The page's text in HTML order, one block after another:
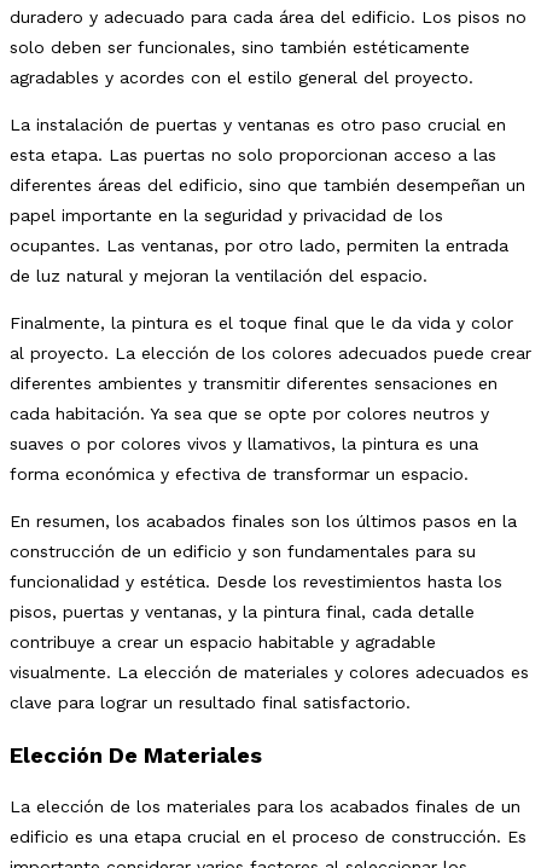
duradero y adecuado para cada área del edificio. Los pisos no
solo deben ser funcionales, sino también estéticamente
agradables y acordes con el estilo general del proyecto.
La instalación de puertas y ventanas es otro paso crucial en
esta etapa. Las puertas no solo proporcionan acceso a las
diferentes áreas del edificio, sino que también desempeñan un
papel importante en la seguridad y privacidad de los
ocupantes. Las ventanas, por otro lado, permiten la entrada
de luz natural y mejoran la ventilación del espacio.
Finalmente, la pintura es el toque final que le da vida y color
al proyecto. La elección de los colores adecuados puede crear
diferentes ambientes y transmitir diferentes sensaciones en
cada habitación. Ya sea que se opte por colores neutros y
suaves o por colores vivos y llamativos, la pintura es una
forma económica y efectiva de transformar un espacio.
En resumen, los acabados finales son los últimos pasos en la
construcción de un edificio y son fundamentales para su
funcionalidad y estética. Desde los revestimientos hasta los
pisos, puertas y ventanas, y la pintura final, cada detalle
contribuye a crear un espacio habitable y agradable
visualmente. La elección de materiales y colores adecuados es
clave para lograr un resultado final satisfactorio.
Elección De Materiales
La elección de los materiales para los acabados finales de un
edificio es una etapa crucial en el proceso de construcción. Es